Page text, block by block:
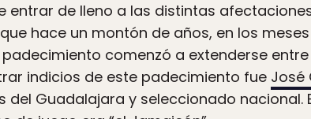
entrar de lleno a las distintas
hace un montón de años, en los
comenzó a extenderse
indicios de este padecimiento fue José
del Guadalajara y seleccionado